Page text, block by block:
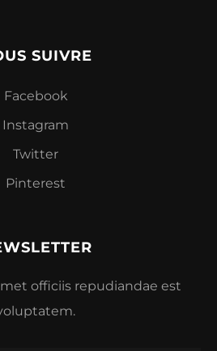
SUIVRE
Facebook
Instagram
Twitter
Pinterest
officiis repudiandae est